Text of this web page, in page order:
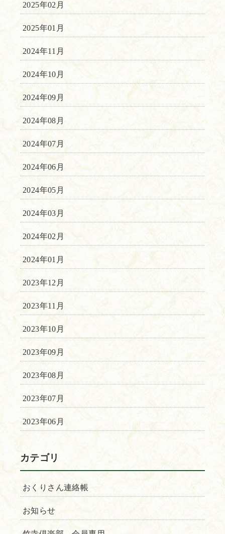
2025年02月
2025年01月
2024年11月
2024年10月
2024年09月
2024年08月
2024年07月
2024年06月
2024年05月
2024年03月
2024年02月
2024年01月
2023年12月
2023年11月
2023年10月
2023年09月
2023年08月
2023年07月
2023年06月
カテゴリ
おくりさん連絡帳
お知らせ